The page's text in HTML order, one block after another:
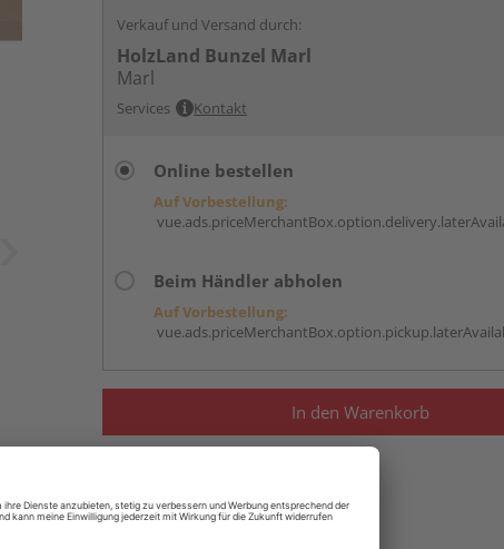
Verkauf und Versand durch:
HolzLand Bunzel Marl
Marl
Services Kontakt
Online bestellen
Auf Vorbestellung:
Beim Händler abholen
Auf Vorbestellung:
In den Warenkorb